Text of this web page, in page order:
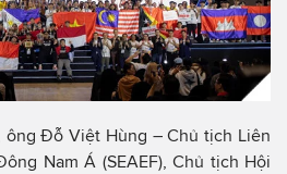
ông Đỗ Việt Hùng – Chủ tịch Liên
Nam Á (SEAEF), Chủ tịch Hội